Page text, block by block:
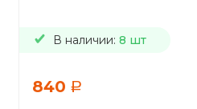
В наличии: 8 шт
840 a